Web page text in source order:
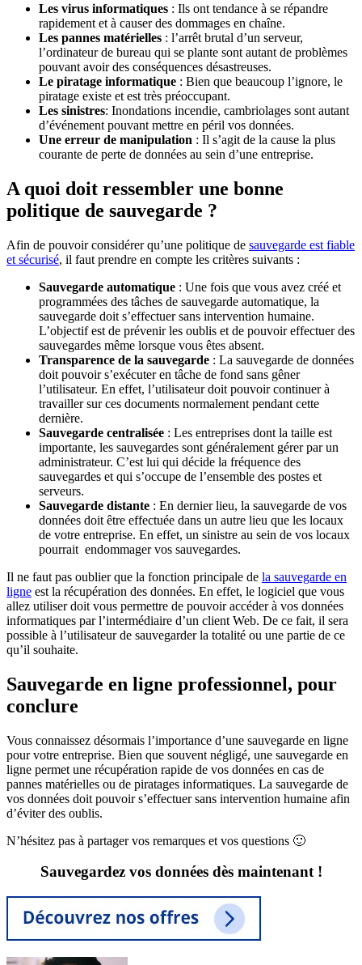
Les virus informatiques : Ils ont tendance à se répandre
rapidement et à causer des dommages en chaîne.
Les pannes matérielles : l’arrêt brutal d’un serveur,
l’ordinateur de bureau qui se plante sont autant de problèmes
pouvant avoir des conséquences désastreuses.
Le piratage informatique : Bien que beaucoup l’ignore, le
piratage existe et est très préoccupant.
Les sinistres: Inondations incendie, cambriolages sont autant
d’événement pouvant mettre en péril vos données.
Une erreur de manipulation : Il s’agit de la cause la plus
courante de perte de données au sein d’une entreprise.
A quoi doit ressembler une bonne
politique de sauvegarde ?
Afin de pouvoir considérer qu’une politique de sauvegarde est fiable
et sécurisé, il faut prendre en compte les critères suivants :
Sauvegarde automatique : Une fois que vous avez créé et
programmées des tâches de sauvegarde automatique, la
sauvegarde doit s’effectuer sans intervention humaine.
L’objectif est de prévenir les oublis et de pouvoir effectuer des
sauvegardes même lorsque vous êtes absent.
Transparence de la sauvegarde : La sauvegarde de données
doit pouvoir s’exécuter en tâche de fond sans gêner
l’utilisateur. En effet, l’utilisateur doit pouvoir continuer à
travailler sur ces documents normalement pendant cette
dernière.
Sauvegarde centralisée : Les entreprises dont la taille est
importante, les sauvegardes sont généralement gérer par un
administrateur. C’est lui qui décide la fréquence des
sauvegardes et qui s’occupe de l’ensemble des postes et
serveurs.
Sauvegarde distante : En dernier lieu, la sauvegarde de vos
données doit être effectuée dans un autre lieu que les locaux
de votre entreprise. En effet, un sinistre au sein de vos locaux
pourrait endommager vos sauvegardes.
Il ne faut pas oublier que la fonction principale de la sauvegarde en
ligne est la récupération des données. En effet, le logiciel que vous
allez utiliser doit vous permettre de pouvoir accéder à vos données
informatiques par l’intermédiaire d’un client Web. De ce fait, il sera
possible à l’utilisateur de sauvegarder la totalité ou une partie de ce
qu’il souhaite.
Sauvegarde en ligne professionnel, pour
conclure
Vous connaissez désormais l’importance d’une sauvegarde en ligne
pour votre entreprise. Bien que souvent négligé, une sauvegarde en
ligne permet une récupération rapide de vos données en cas de
pannes matérielles ou de piratages informatiques. La sauvegarde de
vos données doit pouvoir s’effectuer sans intervention humaine afin
d’éviter des oublis.
N’hésitez pas à partager vos remarques et vos questions 🙂
Sauvegardez vos données dès maintenant !